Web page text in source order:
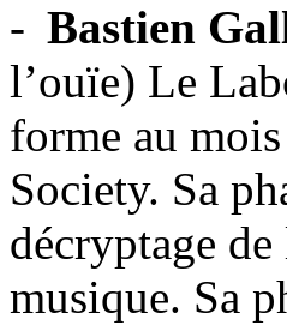
Bastien
l’ouïe) Le
forme au
Society. Sa
décryptage
musique. Sa